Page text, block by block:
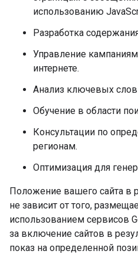
использованию
Разработка
Управление
интернете.
Анализ ключевых слов
Обучение в области
Консультации по
регионам.
Оптимизация для
Положение вашего сайта в
не зависит от того,
использованием сервисов
за включение сайтов в
показ на определенной